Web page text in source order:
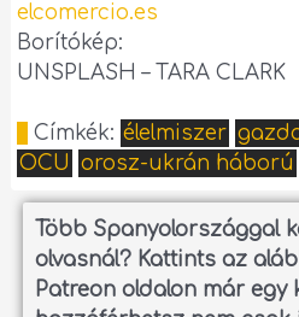
elcomercio.es
Borítókép:
UNSPLASH – TARA CLARK
Címkék: élelmiszer
OCU orosz-ukrán háború
Több Spanyolországgal
olvasnál? Kattints az
Patreon oldalon már egy